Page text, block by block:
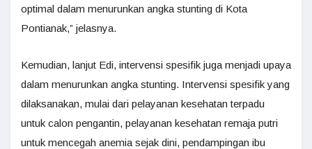
optimal dalam menurunkan angka stunting di Kota
Pontianak,” jelasnya.
Kemudian, lanjut Edi, intervensi spesifik juga menjadi upaya
dalam menurunkan angka stunting. Intervensi spesifik yang
dilaksanakan, mulai dari pelayanan kesehatan terpadu
untuk calon pengantin, pelayanan kesehatan remaja putri
untuk mencegah anemia sejak dini, pendampingan ibu